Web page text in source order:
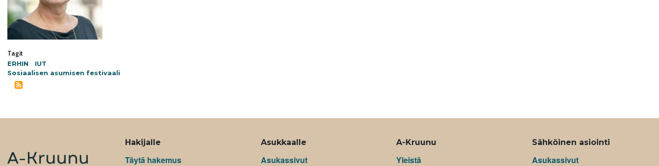
Tagit
ERHIN
IUT
Sosiaalisen asumisen festivaali
ALAVALIKKO
Hakijalle
Täytä hakemus
Asukkaalle
Asukassivut
A-Kruunu
Yleistä
Sähköinen asiointi
Asukassivut